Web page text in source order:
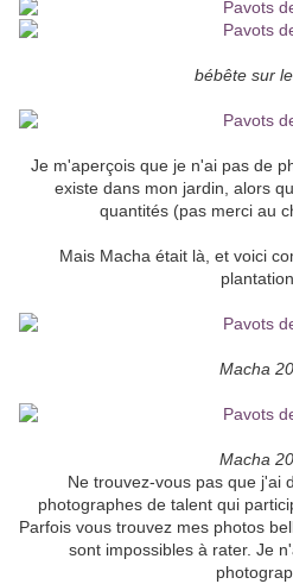
bébête sur
Je m'aperçois que je n'ai pas de
existe dans mon jardin, alors
quantités (pas merci au
Mais Macha était là, et voici
Macha
Macha
Ne trouvez-vous pas que j'ai
photographes de talent qui
Parfois vous trouvez mes photos
sont impossibles à rater. Je